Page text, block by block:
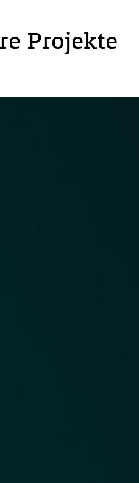
Projekte